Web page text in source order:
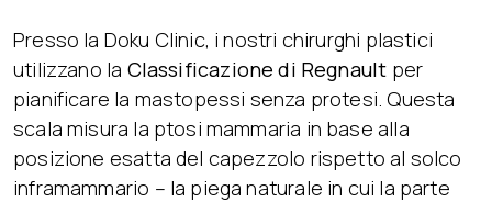
Presso la Doku Clinic, i nostri chirurghi plastici
utilizzano la Classificazione di Regnault per
pianificare la mastopessi senza protesi. Questa
scala misura la ptosi mammaria in base alla
posizione esatta del capezzolo rispetto al solco
inframammario – la piega naturale in cui la parte